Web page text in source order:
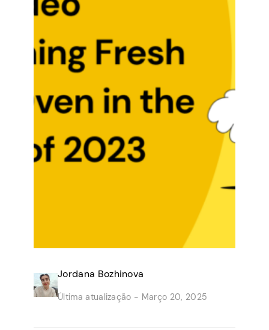
Jordana Bozhinova
Última atualização - Março 20, 2025